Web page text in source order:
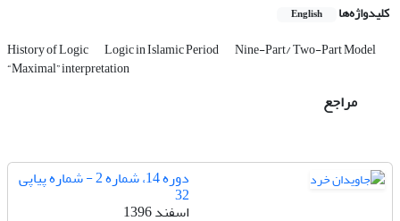
کلیدواژه‌ها English
History of Logic Logic in Islamic Period Nine-Part/ Two-Part Model
“Maximal” interpretation
مراجع
دوره 14، شماره 2 - شماره پیاپی
32
اسفند 1396